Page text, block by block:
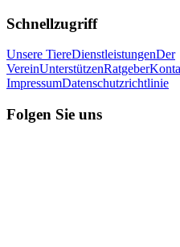
Schnellzugriff
Unsere TiereDienstleistungenDer
VereinUnterstützenRatgeber
ImpressumDatenschutzrichtlinie
Folgen Sie uns